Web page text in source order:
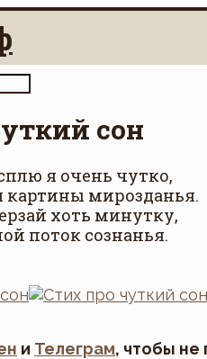
сон
я очень чутко,
картины мирозданья.
хоть минутку,
поток сознанья.
и Телеграм, чтобы не